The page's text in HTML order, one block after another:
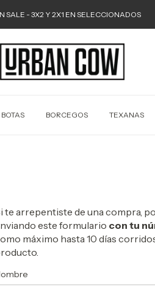
- 3X2 Y 2X1 EN SELECCIONADOS 6
BOTAS BORCEGOS TEXANAS
te arrepentiste de una compra,
este formulario con tu
máximo hasta 10 días